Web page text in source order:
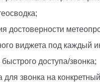
виджета под каждый
доступа/звонка;
звонка на